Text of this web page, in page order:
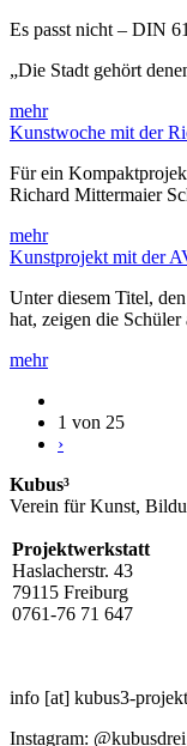
Es passt nicht – DIN
„Die Stadt gehört
mehr
Kunstwoche mit der
Für ein
Richard Mittermaier
mehr
Kunstprojekt mit der
Unter diesem Titel,
hat, zeigen die
mehr
1 von 25
›
Kubus³
Verein für Kunst,
Projektwerkstatt
Haslacherstr. 43
79115 Freiburg
0761-76 71 647
info [at] kubus3-
Instagram: @kubusdrei